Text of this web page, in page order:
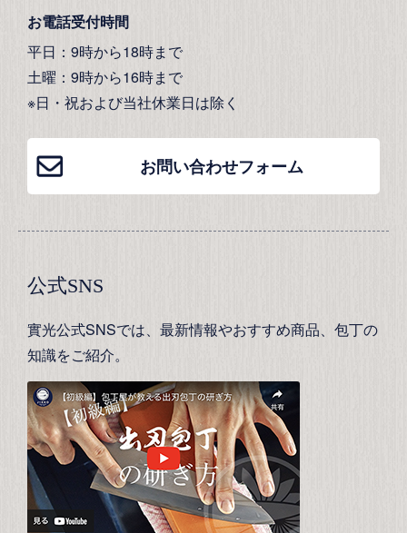
お電話受付時間
平日：9時から18時まで
土曜：9時から16時まで
※日・祝および当社休業日は除く
お問い合わせフォーム
公式SNS
實光公式SNSでは、最新情報やおすすめ商品、包丁の
知識をご紹介。